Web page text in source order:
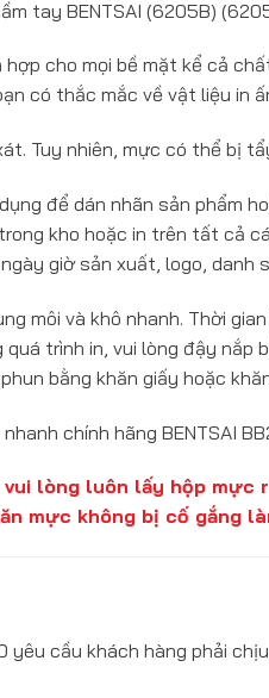
tay BENTSAI (6205B)
cho mọi bề mặt kể cả
có thắc mắc về vật liệu in
Tuy nhiên, mực có thể bị
để dán nhãn sản phẩm
kho hoặc in trên tất cả
giờ sản xuất, logo, danh
môi và khô nhanh. Thời
trình in, vui lòng đậy
bằng khăn giấy hoặc
chính hãng BENTSAI
lòng luôn lấy hộp mực
mực không bị cố gắng
yêu cầu khách hàng phải